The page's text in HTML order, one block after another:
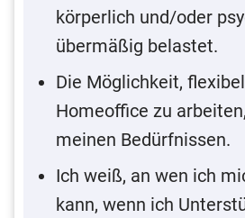
körperlich und/oder
übermäßig belastet.
Die Möglichkeit,
Homeoffice zu
meinen Bedürfnissen.
Ich weiß, an wen ich
kann, wenn ich